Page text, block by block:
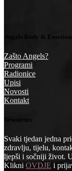
Angels Body &
Zašto Angels?
Programi
Radionice
Upisi
Novosti
Kontakt
Newsletter
Svaki tjedan jedna
zdravlju, tijelu,
ljepši i sočniji život.
Klikni OVDJE i